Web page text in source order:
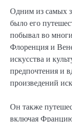
Одним из самых
было его
побывал во
Флоренция и
искусства и
предпочтения и
произведений
Он также
включая